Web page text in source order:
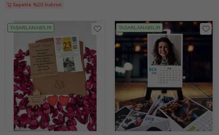
Sepette %20 İndirim
TASARLANABİLİR TASARLANABİLİR